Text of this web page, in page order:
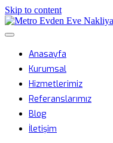
Skip to content
Metro
Anasayfa
Kurumsal
Hizmetlerimiz
Referanslarımız
Blog
İletişim